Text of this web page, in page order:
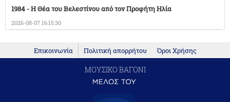
1984 - Η Θέα του Βελεστίνου από τον Προφήτη Ηλία
2026-08-07 16:15:30
Επικοινωνία Πολιτική απορρήτου Όροι Χρήσης
ΜΟΥΣΙΚΟ ΒΑΓΟΝΙ